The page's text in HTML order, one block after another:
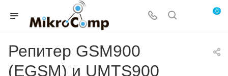
0
Репитер GSM900
(EGSM) и UMTS900